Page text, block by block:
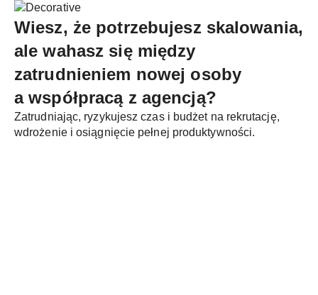
Wiesz, że potrzebujesz skalowania,
ale wahasz się między
zatrudnieniem nowej osoby
a współpracą z agencją?
Zatrudniając, ryzykujesz czas i budżet na rekrutację,
wdrożenie i osiągnięcie pełnej produktywności.